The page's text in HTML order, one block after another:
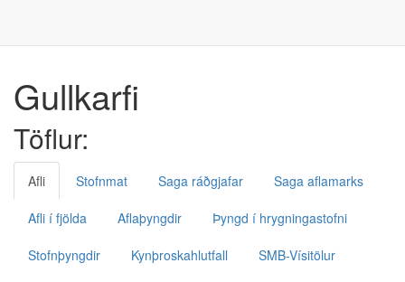
Gullkarfi
Töflur:
Afli Stofnmat Saga ráðgjafar Saga aflamarks
Afli í fjölda Aflaþyngdir Þyngd í hrygningastofni
Stofnþyngdir Kynþroskahlutfall SMB-Vísitölur